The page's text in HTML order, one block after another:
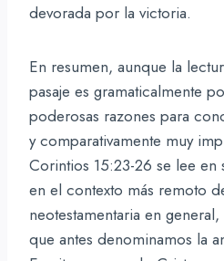
devorada por la victoria.
En resumen, aunque la
pasaje es gramaticalmente
poderosas razones para
y comparativamente muy
Corintios 15:23-26 se lee en
en el contexto más remoto
neotestamentaria en
que antes denominamos la